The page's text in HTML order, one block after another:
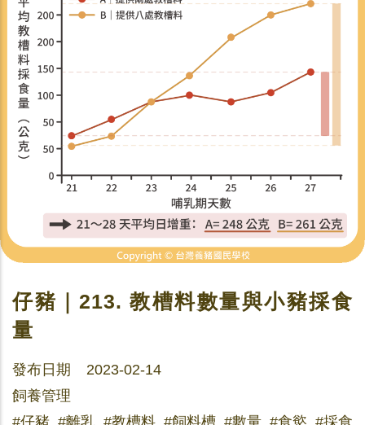
仔豬｜213. 教槽料數量與小豬採食
量
發布日期 2023-02-14
飼養管理
#仔豬, #離乳, #教槽料, #飼料槽, #數量, #食慾, #採食